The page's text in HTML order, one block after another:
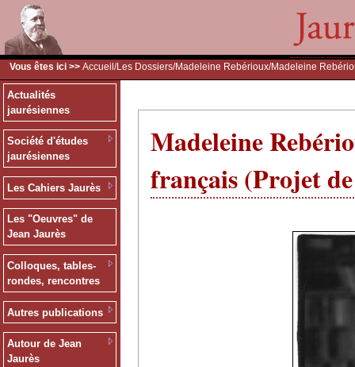
Vous êtes ici >> Accueil /Les Dossiers/Madeleine Rebérioux/Madeleine
Actualités
jaurésiennes
Société d'études
jaurésiennes
Les Cahiers Jaurès
Les "Oeuvres" de
Jean Jaurès
Colloques, tables-
rondes, rencontres
Autres publications
Autour de Jean
Jaurès
Madeleine
français (Projet